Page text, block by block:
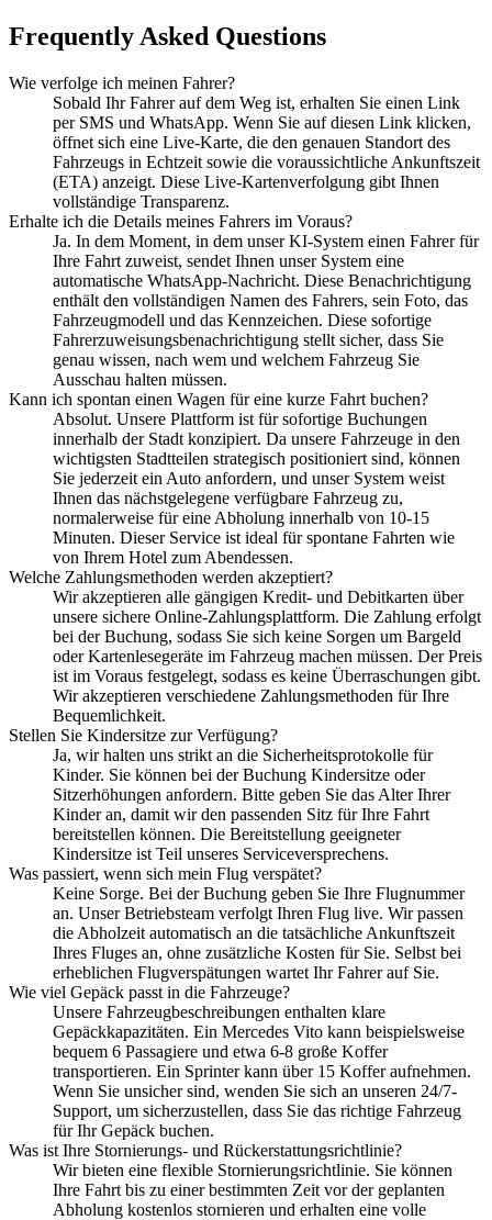
Frequently Asked Questions
Wie verfolge ich meinen Fahrer?
Sobald Ihr Fahrer auf dem Weg ist, erhalten Sie einen Link
per SMS und WhatsApp. Wenn Sie auf diesen Link klicken,
öffnet sich eine Live-Karte, die den genauen Standort des
Fahrzeugs in Echtzeit sowie die voraussichtliche Ankunftszeit
(ETA) anzeigt. Diese Live-Kartenverfolgung gibt Ihnen
vollständige Transparenz.
Erhalte ich die Details meines Fahrers im Voraus?
Ja. In dem Moment, in dem unser KI-System einen Fahrer für
Ihre Fahrt zuweist, sendet Ihnen unser System eine
automatische WhatsApp-Nachricht. Diese Benachrichtigung
enthält den vollständigen Namen des Fahrers, sein Foto, das
Fahrzeugmodell und das Kennzeichen. Diese sofortige
Fahrerzuweisungsbenachrichtigung stellt sicher, dass Sie
genau wissen, nach wem und welchem Fahrzeug Sie
Ausschau halten müssen.
Kann ich spontan einen Wagen für eine kurze Fahrt buchen?
Absolut. Unsere Plattform ist für sofortige Buchungen
innerhalb der Stadt konzipiert. Da unsere Fahrzeuge in den
wichtigsten Stadtteilen strategisch positioniert sind, können
Sie jederzeit ein Auto anfordern, und unser System weist
Ihnen das nächstgelegene verfügbare Fahrzeug zu,
normalerweise für eine Abholung innerhalb von 10-15
Minuten. Dieser Service ist ideal für spontane Fahrten wie
von Ihrem Hotel zum Abendessen.
Welche Zahlungsmethoden werden akzeptiert?
Wir akzeptieren alle gängigen Kredit- und Debitkarten über
unsere sichere Online-Zahlungsplattform. Die Zahlung erfolgt
bei der Buchung, sodass Sie sich keine Sorgen um Bargeld
oder Kartenlesegeräte im Fahrzeug machen müssen. Der Preis
ist im Voraus festgelegt, sodass es keine Überraschungen gibt.
Wir akzeptieren verschiedene Zahlungsmethoden für Ihre
Bequemlichkeit.
Stellen Sie Kindersitze zur Verfügung?
Ja, wir halten uns strikt an die Sicherheitsprotokolle für
Kinder. Sie können bei der Buchung Kindersitze oder
Sitzerhöhungen anfordern. Bitte geben Sie das Alter Ihrer
Kinder an, damit wir den passenden Sitz für Ihre Fahrt
bereitstellen können. Die Bereitstellung geeigneter
Kindersitze ist Teil unseres Serviceversprechens.
Was passiert, wenn sich mein Flug verspätet?
Keine Sorge. Bei der Buchung geben Sie Ihre Flugnummer
an. Unser Betriebsteam verfolgt Ihren Flug live. Wir passen
die Abholzeit automatisch an die tatsächliche Ankunftszeit
Ihres Fluges an, ohne zusätzliche Kosten für Sie. Selbst bei
erheblichen Flugverspätungen wartet Ihr Fahrer auf Sie.
Wie viel Gepäck passt in die Fahrzeuge?
Unsere Fahrzeugbeschreibungen enthalten klare
Gepäckkapazitäten. Ein Mercedes Vito kann beispielsweise
bequem 6 Passagiere und etwa 6-8 große Koffer
transportieren. Ein Sprinter kann über 15 Koffer aufnehmen.
Wenn Sie unsicher sind, wenden Sie sich an unseren 24/7-
Support, um sicherzustellen, dass Sie das richtige Fahrzeug
für Ihr Gepäck buchen.
Was ist Ihre Stornierungs- und Rückerstattungsrichtlinie?
Wir bieten eine flexible Stornierungsrichtlinie. Sie können
Ihre Fahrt bis zu einer bestimmten Zeit vor der geplanten
Abholung kostenlos stornieren und erhalten eine volle